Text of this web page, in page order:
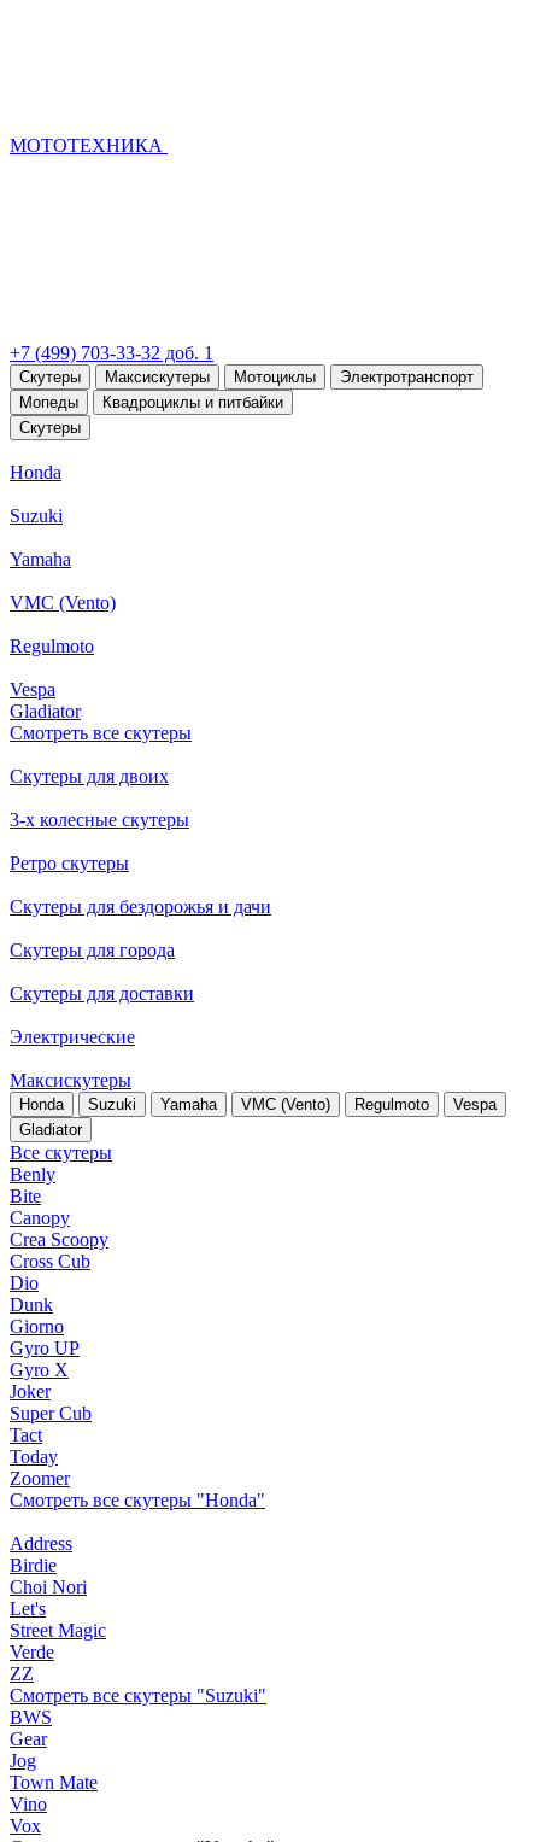
МОТОТЕХНИКА
+7 (499) 703-33-32 доб. 1
Скутеры Максискутеры Мотоциклы
Электротранспорт
Мопеды
Квадроциклы и питбайки
Скутеры
Honda
Suzuki
Yamaha
VMC (Vento)
Regulmoto
Vespa
Gladiator
Смотреть все скутеры
Скутеры для двоих
3-х колесные скутеры
Ретро скутеры
Скутеры для бездорожья и дачи
Скутеры для города
Скутеры для доставки
Электрические
Максискутеры
Honda Suzuki Yamaha VMC (Vento) Regulmoto
Vespa
Gladiator
Все скутеры
Benly
Bite
Canopy
Crea Scoopy
Cross Cub
Dio
Dunk
Giorno
Gyro UP
Gyro X
Joker
Super Cub
Tact
Today
Zoomer
Смотреть все скутеры "Honda"
Address
Birdie
Choi Nori
Let's
Street Magic
Verde
ZZ
Смотреть все скутеры "Suzuki"
BWS
Gear
Jog
Town Mate
Vino
Vox